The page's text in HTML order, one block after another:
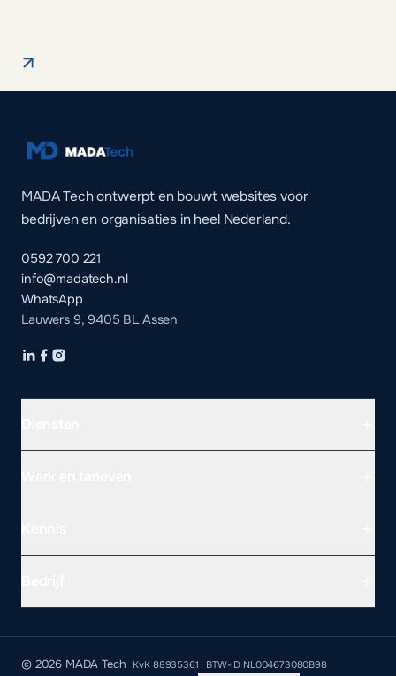
MADA Tech ontwerpt en bouwt websites voor
bedrijven en organisaties in heel Nederland.
0592 700 221
info@madatech.nl
WhatsApp
Lauwers 9, 9405 BL Assen
Groningen
© 2026 MADA Tech KvK 88935361 · BTW-ID NL004673080B98